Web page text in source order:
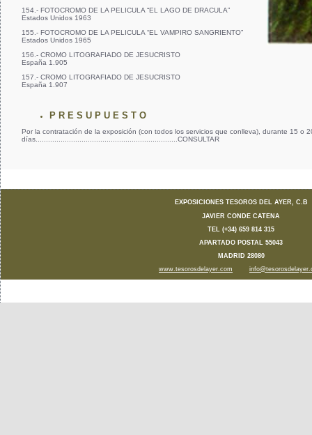
154.- FOTOCROMO DE LA PELICULA “EL LAGO DE DRACULA”
Estados Unidos 1963
155.- FOTOCROMO DE LA PELICULA “EL VAMPIRO SANGRIENTO”
Estados Unidos 1965
156.- CROMO LITOGRAFIADO DE JESUCRISTO
España 1.905
157.- CROMO LITOGRAFIADO DE JESUCRISTO
España 1.907
P R E S U P U E S T O
Por la contratación de la exposición (con todos los servicios que conlleva), durante 15 o
días....................................................................CONSULTAR
EXPOSICIONES TESOROS DEL AYER, C.B
JAVIER CONDE CATENA
TEL (+34) 659 814 315
APARTADO POSTAL 55043
MADRID 28080
www.tesorosdelayer.com